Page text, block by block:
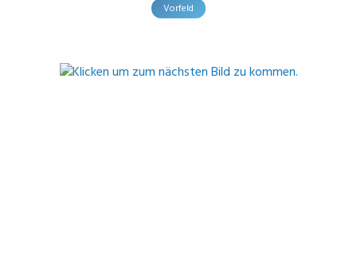
Vorfeld